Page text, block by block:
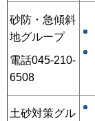
砂防・急傾斜
地グループ
電話045-210-
6508
土砂対策グル